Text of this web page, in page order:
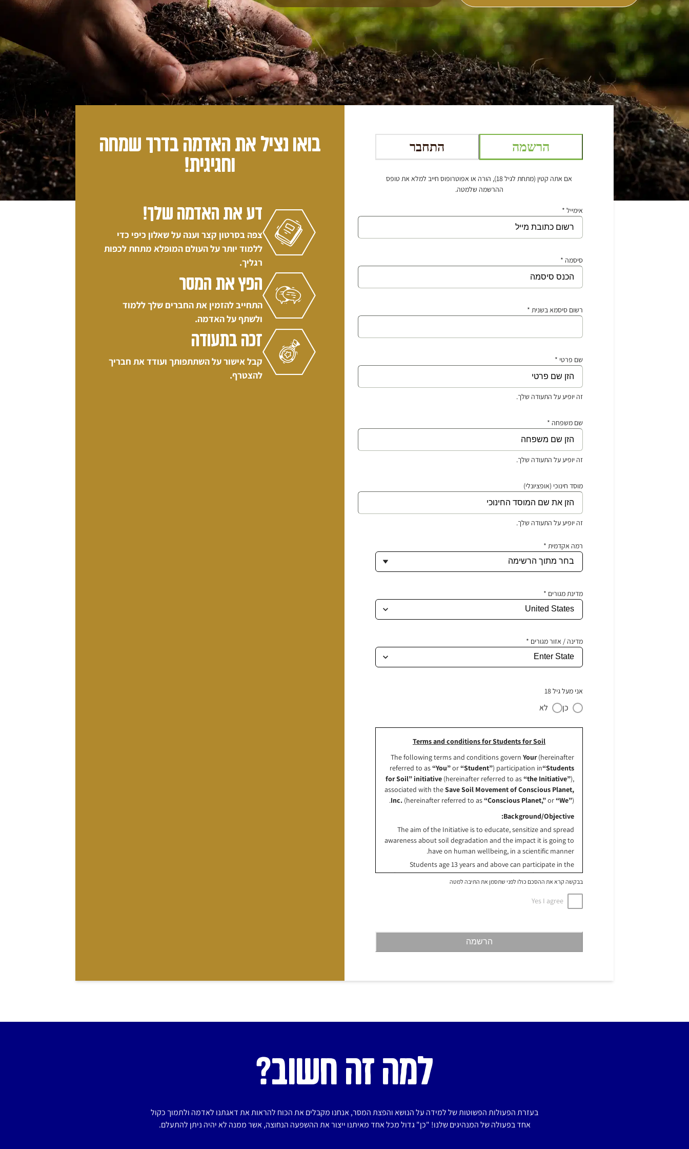
הרשמה התחבר
אם אתה קטין (מתחת לגיל 18), הורה או אפוטרופוס חייב למלא את טופס
ההרשמה שלמטה.
אימייל *
סיסמה *
רשום סיסמא בשנית *
שם פרטי *
זה יופיע על התעודה שלך.
שם משפחה *
זה יופיע על התעודה שלך.
מוסד חינוכי (אופציונלי)
זה יופיע על התעודה שלך.
רמה אקדמית *
מדינת מגורים *
מדינה / אזור מגורים *
אני מעל גיל 18
כן לא
Terms and conditions for Students for Soil
The following terms and conditions govern Your(hereinafter
referred to as“You”or“Student”) participation in“Students
for Soil” initiative (hereinafter referred to as“the Initiative”),
associated with theSave Soil Movement of Conscious Planet,
Inc. (hereinafter referred to as“Conscious Planet,”or“We”).
Background/Objective:
The aim of the Initiative is to educate, sensitize and spread
awareness about soil degradation and the impact it is going to
have on human wellbeing, in a scientific manner.
Students age 13 years and above can participate in the
following three stages and earn a certificate of volunteering:
passing)
and invite at least 10 friends or family
Additionally, Students ages 5 to 18 years can on their own
through Our website, which We may choose to display on Our
This platform is open for Students of all
The submission must be the individual effort
of the Student.
בבקשה קרא את ההסכם כולו לפני שתסמן את התיבה למטה
Yes I agree
הרשמה
בואו נציל את האדמה בדרך שמחה
וחגיגית!
דע את האדמה שלך!
צפה בסרטון קצר וענה על שאלון כיפי כדי
ללמוד יותר על העולם המופלא מתחת לכפות
רגליך.
הפץ את המסר
התחייב להזמין את החברים שלך ללמוד
ולשתף על האדמה.
זכה בתעודה
קבל אישור על השתתפותך ועודד את חבריך
להצטרף.
למה זה חשוב?
בעזרת הפעולות הפשוטות של למידה על הנושא והפצת המסר, אנחנו מקבלים את הכוח להראות את דאגתנו לאדמה ולתמוך כקול
אחד בפעולה של המנהיגים שלנו! "כן" גדול מכל אחד מאיתנו ייצור את ההשפעה הנחוצה, אשר ממנה לא יהיה ניתן להתעלם.